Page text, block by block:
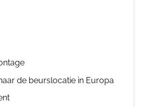
de beurslocatie in Europa